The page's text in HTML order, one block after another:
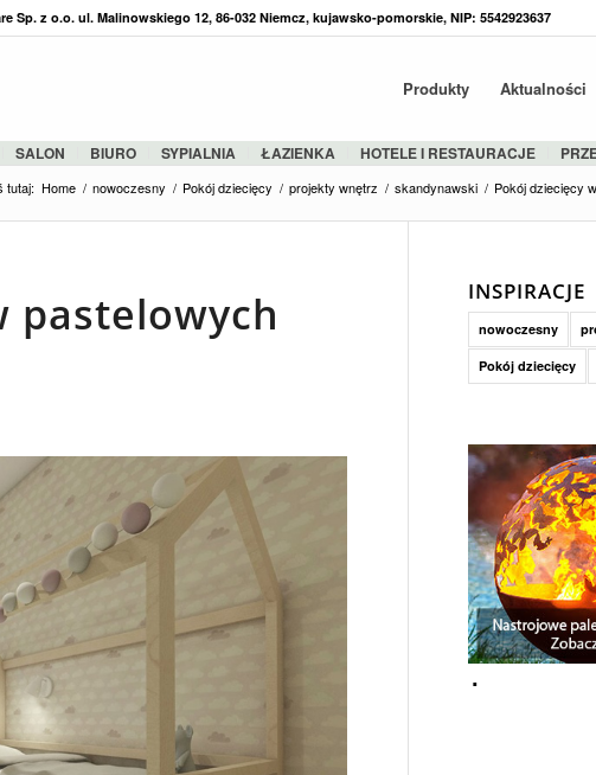
Sp. z o.o. ul. Malinowskiego 12, 86-032 Niemcz, kujawsko-pomorskie, NIP: 5542923637
Produkty Aktualności
SALON BIURO SYPIALNIA ŁAZIENKA HOTELE I RESTAURACJE
tutaj: Home / nowoczesny / Pokój dziecięcy / projekty wnętrz / skandynawski / Pokój dziecięcy
pastelowych
INSPIRACJE
nowoczesny
Pokój dziecięcy